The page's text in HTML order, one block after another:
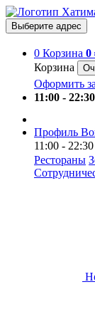
Выберите адрес
0 Корзина 0
Корзина
Оформить
11:00 - 22:30
Профиль
11:00 - 22:30
Рестораны